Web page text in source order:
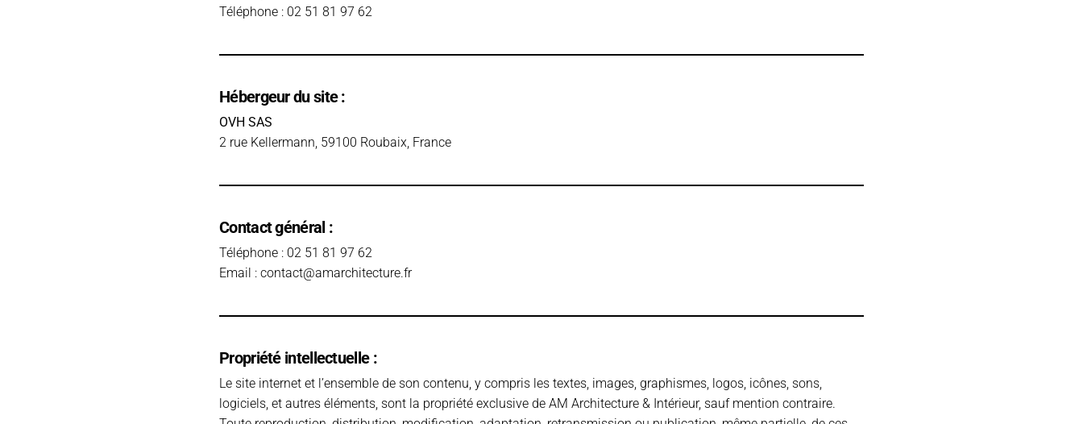
Téléphone : 02 51 81 97 62
Hébergeur du site :
OVH SAS
2 rue Kellermann, 59100 Roubaix, France
Contact général :
Téléphone : 02 51 81 97 62
Email : contact@amarchitecture.fr
Propriété intellectuelle :
Le site internet et l’ensemble de son contenu, y compris les textes, images, graphismes, logos, icônes, sons,
logiciels, et autres éléments, sont la propriété exclusive de AM Architecture & Intérieur, sauf mention contraire.